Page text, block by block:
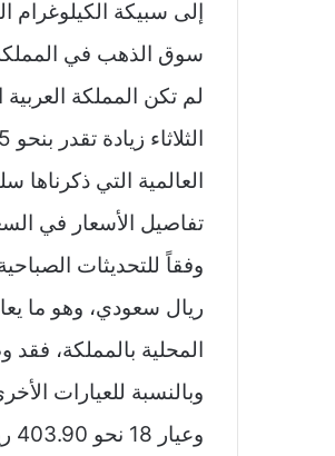
إلى سبيكة الكيلوغرام الكاملة
سوق الذهب في المملكة
لم تكن المملكة
العالمية التي ذكرناها
تفاصيل الأسعار في
المحلية بالمملكة، فقد وصل سعره إلى